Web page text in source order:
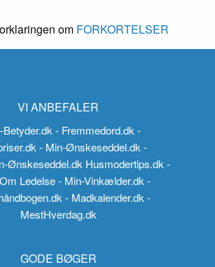
om FORKORTELSER
VI ANBEFALER
Betyder.dk- Fremmedord.dk-
- Min-Ønskeseddel.dk -
Ønskeseddel.dk Husmodertips.dk-
Ledelse- Min-Vinkælder.dk-
- Madkalender.dk -
MestHverdag.dk
GODE BØGER